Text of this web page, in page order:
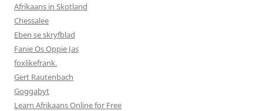
Afrikaans in Skotland
Chessalee
Eben se skryfblad
Fanie Os Oppie Jas
foxlikefrank.
Gert Rautenbach
Goggabyt
Learn Afrikaans Online for Free